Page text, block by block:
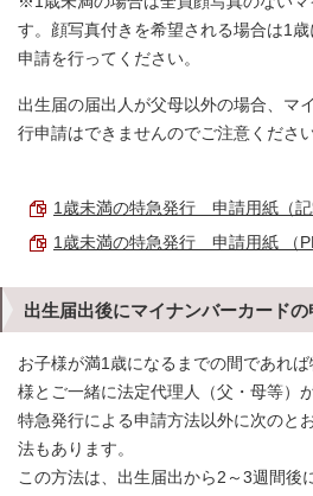
す。顔写真付きを希望される場合は1
申請を行ってください。
出生届の届出人が父母以外の場合、マ
行申請はできませんのでご注意ください
1歳未満の特急発行 申請用紙（記
1歳未満の特急発行 申請用紙 （
出生届出後にマイナンバーカード
お子様が満1歳になるまでの間であれ
様とご一緒に法定代理人（父・母等）
特急発行による申請方法以外に次のと
法もあります。
この方法は、出生届出から2～3週間後